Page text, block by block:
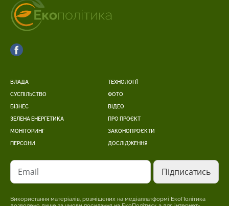
ВЛАДА
СУСПІЛЬСТВО
БІЗНЕС
ЗЕЛЕНА ЕНЕРГЕТИКА
МОНІТОРИНГ
ПЕРСОНИ
ТЕХНОЛОГІЇ
ФОТО
ВІДЕО
ПРО ПРОЄКТ
ЗАКОНОПРОЄКТИ
ДОСЛІДЖЕННЯ
Email
Використання матеріалів, розміщених на медіаплатформі ЕкоПолітика